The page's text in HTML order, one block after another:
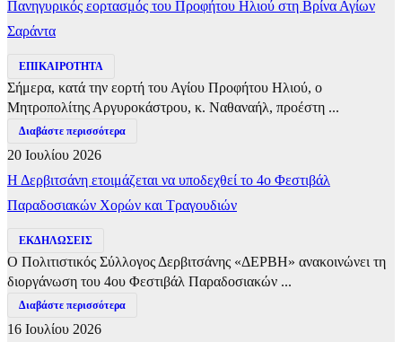
Πανηγυρικός εορτασμός του Προφήτου Ηλιού στη Βρίνα Αγίων
Σαράντα
ΕΠΙΚΑΙΡΟΤΗΤΑ
Σήμερα, κατά την εορτή του Αγίου Προφήτου Ηλιού, ο
Μητροπολίτης Αργυροκάστρου, κ. Ναθαναήλ, προέστη ...
Διαβάστε περισσότερα
20 Ιουλίου 2026
Η Δερβιτσάνη ετοιμάζεται να υποδεχθεί το 4ο Φεστιβάλ
Παραδοσιακών Χορών και Τραγουδιών
ΕΚΔΗΛΩΣΕΙΣ
Ο Πολιτιστικός Σύλλογος Δερβιτσάνης «ΔΕΡΒΗ» ανακοινώνει τη
διοργάνωση του 4ου Φεστιβάλ Παραδοσιακών ...
Διαβάστε περισσότερα
16 Ιουλίου 2026